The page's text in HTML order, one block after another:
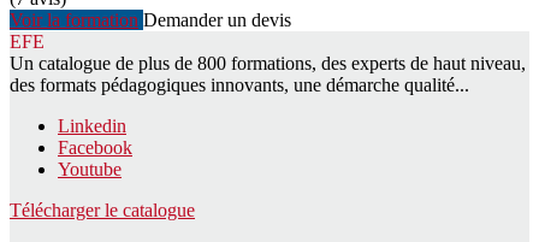
Voir la formation Demander un devis
EFE
Un catalogue de plus de 800 formations, des experts de haut niveau,
des formats pédagogiques innovants, une démarche qualité...
Linkedin
Facebook
Youtube
Télécharger le catalogue